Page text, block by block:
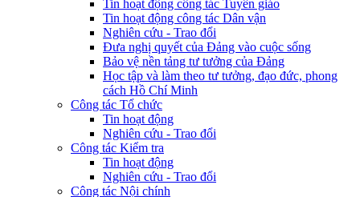
Tin hoạt động công tác Tuyên giáo
Tin hoạt động công tác Dân vận
Nghiên cứu - Trao đổi
Đưa nghị quyết của Đảng vào cuộc sống
Bảo vệ nền tảng tư tưởng của Đảng
Học tập và làm theo tư tưởng, đạo đức, phong
cách Hồ Chí Minh
Công tác Tổ chức
Tin hoạt động
Nghiên cứu - Trao đổi
Công tác Kiểm tra
Tin hoạt động
Nghiên cứu - Trao đổi
Công tác Nội chính